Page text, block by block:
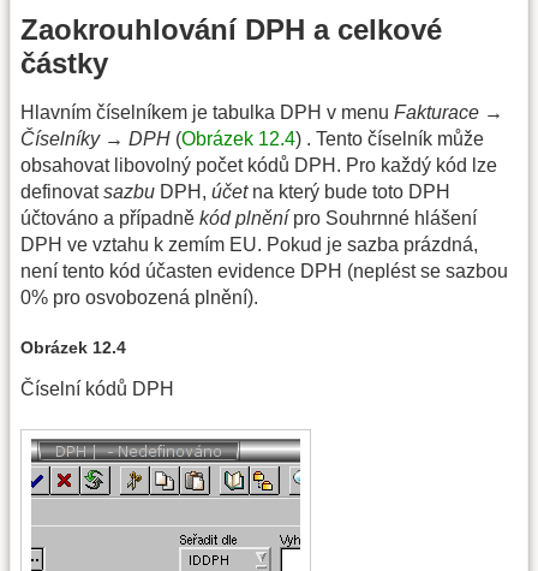
Zaokrouhlování DPH a celkové
částky
Hlavním číselníkem je tabulka DPH v menu Fakturace →
Číselníky → DPH (Obrázek 12.4) . Tento číselník může
obsahovat libovolný počet kódů DPH. Pro každý kód lze
definovatsazbu DPH, účetna který bude toto DPH
účtováno a případně kód plněnípro Souhrnné hlášení
DPH ve vztahu k zemím EU. Pokud je sazba prázdná,
není tento kód účasten evidence DPH (neplést se sazbou
0% pro osvobozená plnění).
Obrázek 12.4
Číselní kódů DPH